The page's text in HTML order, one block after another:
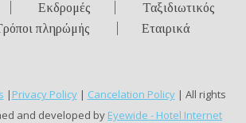
Εκδρομές
Ταξιδιωτικός
πληρώμής
Εταιρικά
| Privacy Policy| Cancelation Policy| All rights
and developed by Eyewide - Hotel Internet